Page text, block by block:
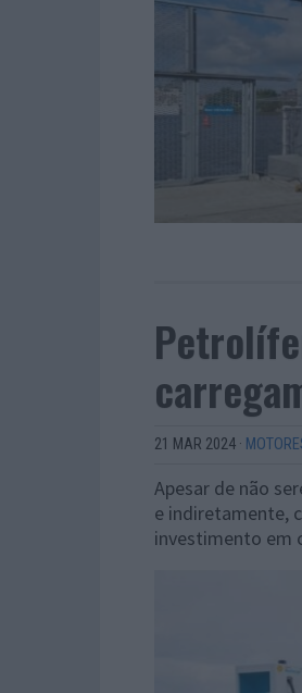
21 MAR 2024 ·
Apesar de não
e indiretamente,
investimento em